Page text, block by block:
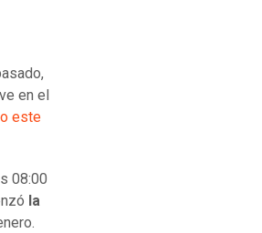
en el
este
08:00
la